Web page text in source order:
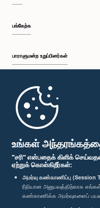
உங்கள்
"சரி" என்பதைக் கிளிக்
ஏற்றுக் கொள்கிறீர்கள்:
அமர்வு கண்காணிப்பு (Session
ரீதியான அனுபவத்திற்காக
கண்காணிக்க அமர்வுகளைப்
பங்கேற்க
பாராளுமன்ற உறுப்பினர்கள்
முதற்பக்கம்
பாராளுமன்ற கையடக்க செயலி
எம்மை பின்தொடர்க :